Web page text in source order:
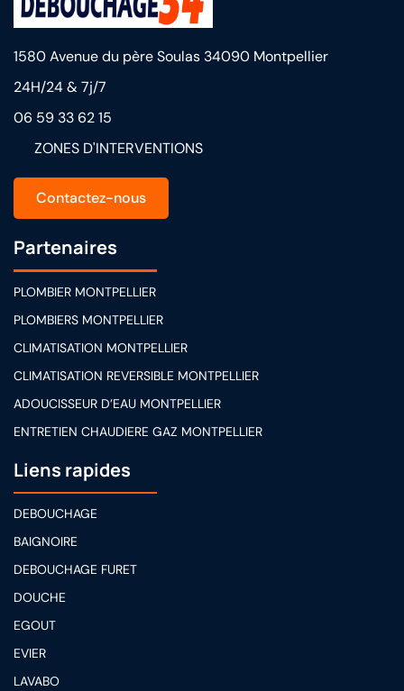
1580 Avenue du père Soulas 34090 Montpellier
24H/24 & 7j/7
06 59 33 62 15
ZONES D'INTERVENTIONS
Contactez-nous
Partenaires
PLOMBIER MONTPELLIER
PLOMBIERS MONTPELLIER
CLIMATISATION MONTPELLIER
CLIMATISATION REVERSIBLE MONTPELLIER
ADOUCISSEUR D’EAU MONTPELLIER
ENTRETIEN CHAUDIERE GAZ MONTPELLIER
Liens rapides
DEBOUCHAGE
BAIGNOIRE
DEBOUCHAGE FURET
DOUCHE
EGOUT
EVIER
LAVABO